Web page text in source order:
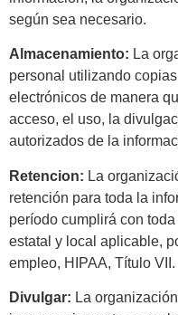
según sea necesario.
Almacenamiento: La
personal utilizando
electrónicos de manera
acceso, el uso, la
autorizados de la
Retencion: La
retención para toda la
período cumplirá con
estatal y local aplicable,
empleo, HIPAA, Título VII.
Divulgar: La